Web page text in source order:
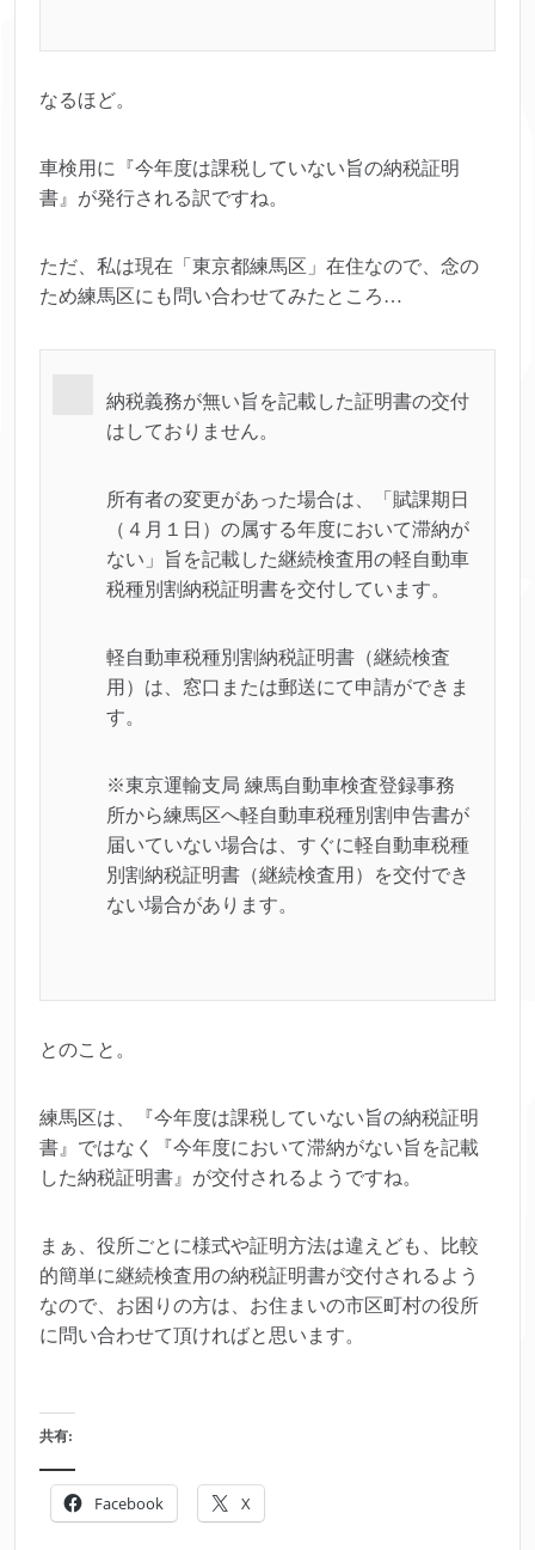
なるほど。
車検用に『今年度は課税していない旨の納税証明
書』が発行される訳ですね。
ただ、私は現在「東京都練馬区」在住なので、念の
ため練馬区にも問い合わせてみたところ…
納税義務が無い旨を記載した証明書の交付
はしておりません。
所有者の変更があった場合は、「賦課期日
（４月１日）の属する年度において滞納が
ない」旨を記載した継続検査用の軽自動車
税種別割納税証明書を交付しています。
軽自動車税種別割納税証明書（継続検査
用）は、窓口または郵送にて申請ができま
す。
※東京運輸支局 練馬自動車検査登録事務
所から練馬区へ軽自動車税種別割申告書が
届いていない場合は、すぐに軽自動車税種
別割納税証明書（継続検査用）を交付でき
ない場合があります。
とのこと。
練馬区は、『今年度は課税していない旨の納税証明
書』ではなく『今年度において滞納がない旨を記載
した納税証明書』が交付されるようですね。
まぁ、役所ごとに様式や証明方法は違えども、比較
的簡単に継続検査用の納税証明書が交付されるよう
なので、お困りの方は、お住まいの市区町村の役所
に問い合わせて頂ければと思います。
共有:
Facebook X